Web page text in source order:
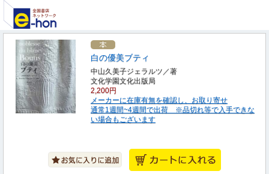
白の優美ブティ
中山久美子ジェラルツ／著
文化学園文化出版局
2,200円
メーカーに在庫有無を確認し、お取り寄せ
通常1週間~4週間で出荷 ※品切れ等で入手できな
い場合もございます